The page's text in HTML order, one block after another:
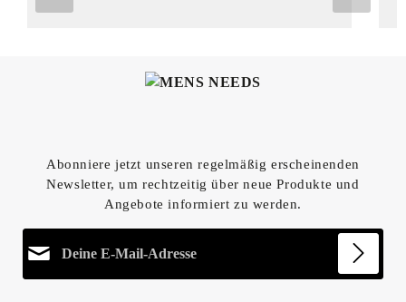
Abonniere jetzt unseren regelmäßig erscheinenden
Newsletter, um rechtzeitig über neue Produkte und
Angebote informiert zu werden.